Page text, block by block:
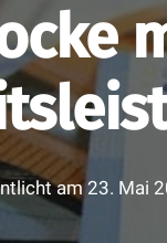
am23. Mai